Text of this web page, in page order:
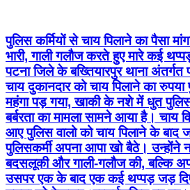
पुलिस कर्मियों से चाय पिलाने का पैसा
भारी, गाली गलौज करते हुए मारे कई
पटना जिले के बख्तियारपुर थाना
चाय दुकानदार को चाय पिलाने का रुपया
महंगा पड़ गया, खाकी के नशे में धुत
बर्बरता का मामला सामने आया है। चाय
आए पुलिस वालो को चाय पिलाने के बाद
पुलिसकर्मी अपना आपा खो बैठे।
बदसलूकी और गाली-गलौज की, बल्कि
उसपर एक के बाद एक कई थप्पड़ जड़